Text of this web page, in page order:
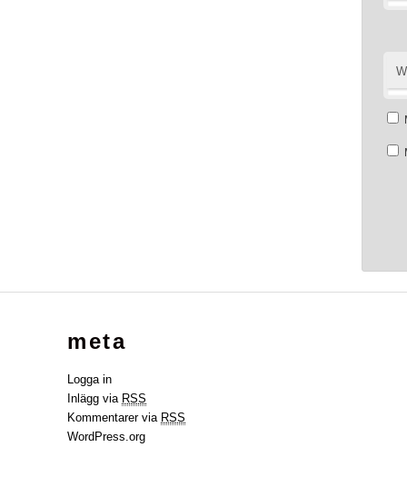
meta
Logga in
Inlägg via RSS
Kommentarer via RSS
WordPress.org